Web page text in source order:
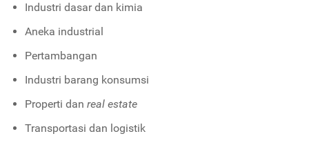
Industri dasar dan kimia
Aneka industrial
Pertambangan
Industri barang konsumsi
Properti dan real estate
Transportasi dan logistik